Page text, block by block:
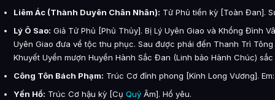
Liêm Ác (Thành Duyên Chân Nhân): Tử Phủ tiền kỳ [Toàn Đan].
Lý Ô Sao: Giả Tử Phủ [Phủ Thủy]. Bị Lý Uyên Giao và Khổng Đình
Uyên Giao đưa về tộc thu phục. Sau được phái đến Thanh Trì
Khuyết Uyển mượn Huyền Hành Sắc Đan (Linh bảo Hành Chúc)
Công Tôn Bách Phạm: Trúc Cơ đỉnh phong [Kính Long Vương].
Yến Hổ: Trúc Cơ hậu kỳ [Cụ Quỷ Âm]. Hổ yêu.